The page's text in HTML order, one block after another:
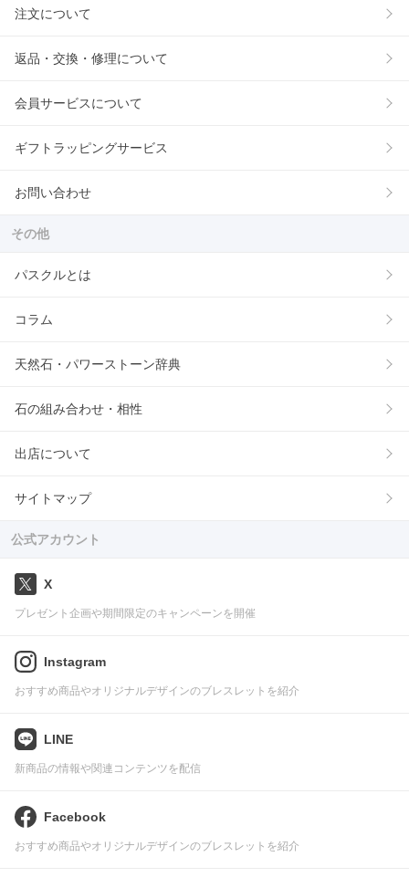
注文について
返品・交換・修理について
会員サービスについて
ギフトラッピングサービス
お問い合わせ
その他
パスクルとは
コラム
天然石・パワーストーン辞典
石の組み合わせ・相性
出店について
サイトマップ
公式アカウント
X
プレゼント企画や期間限定のキャンペーンを開催
Instagram
おすすめ商品やオリジナルデザインのブレスレットを紹介
LINE
新商品の情報や関連コンテンツを配信
Facebook
おすすめ商品やオリジナルデザインのブレスレットを紹介